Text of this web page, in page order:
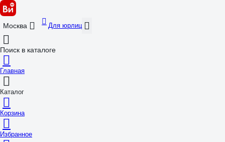
Москва Для юрлиц
Поиск в каталоге
Главная
Каталог
Корзина
Избранное